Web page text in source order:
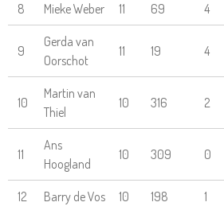
8 Mieke Weber 11 69 4
9
Gerda van
Oorschot
11 19 4
10
Martin van
Thiel
10 316 2
11
Ans
Hoogland
10 309 0
12 Barry de Vos 10 198 1